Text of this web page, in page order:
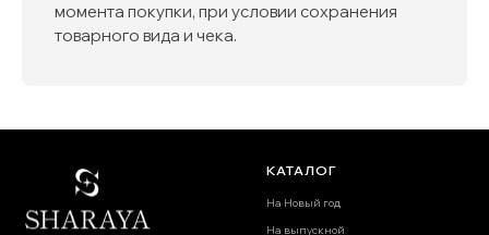
момента покупки, при условии сохранения
товарного вида и чека.
КАТАЛОГ
На Новый год
На выпускной